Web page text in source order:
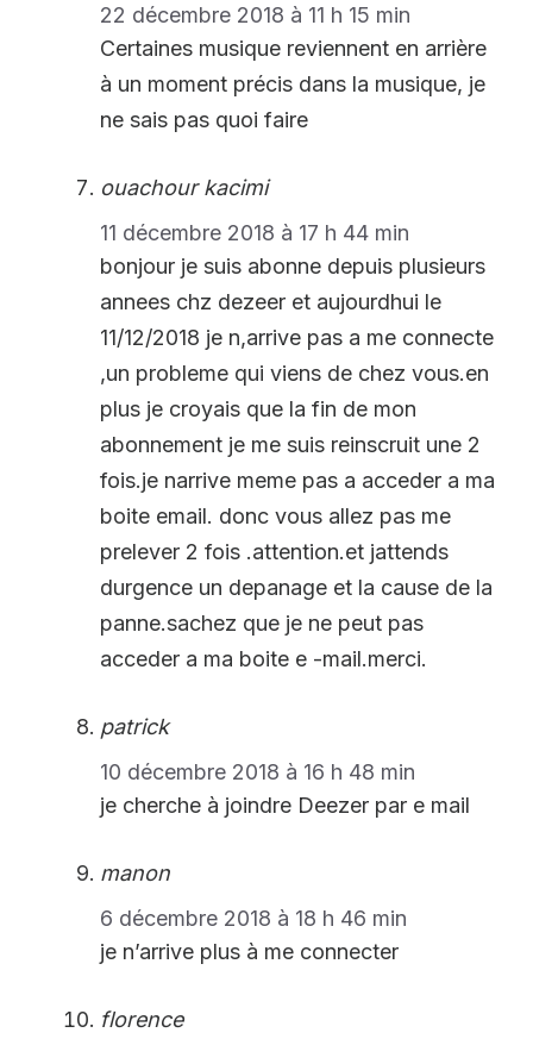
22 décembre 2018 à 11 h 15 min
Certaines musique reviennent en arrière
à un moment précis dans la musique, je
ne sais pas quoi faire
ouachour kacimi
11 décembre 2018 à 17 h 44 min
bonjour je suis abonne depuis plusieurs
annees chz dezeer et aujourdhui le
11/12/2018 je n,arrive pas a me connecte
,un probleme qui viens de chez vous.en
plus je croyais que la fin de mon
abonnement je me suis reinscruit une 2
fois.je narrive meme pas a acceder a ma
boite email. donc vous allez pas me
prelever 2 fois .attention.et jattends
durgence un depanage et la cause de la
panne.sachez que je ne peut pas
acceder a ma boite e -mail.merci.
patrick
10 décembre 2018 à 16 h 48 min
je cherche à joindre Deezer par e mail
manon
6 décembre 2018 à 18 h 46 min
je n’arrive plus à me connecter
florence